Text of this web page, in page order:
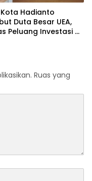
Hadianto
Duta Besar UEA,
Peluang Investasi di
Ruas yang